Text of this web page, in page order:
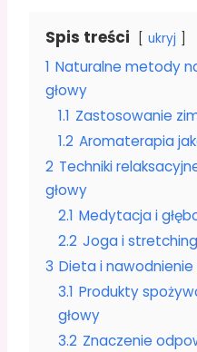
Spis treści ukryj
1 Naturalne metody
głowy
1.1 Zastosowanie
1.2 Aromaterapia
2 Techniki
głowy
2.1 Medytacja i
2.2 Joga i stretching
3 Dieta i
3.1 Produkty
głowy
3.2 Znaczenie